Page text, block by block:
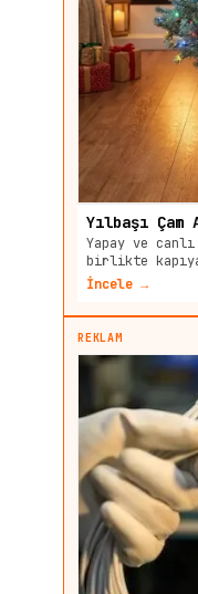
Yılbaşı Çam
Yapay ve
birlikte
İncele →
REKLAM